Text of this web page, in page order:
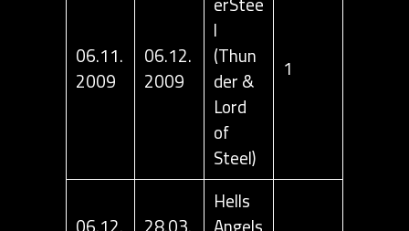
06.11.
2009
06.12.
2009
l
(Thun
der &
Lord
of
Steel)
1
Hells